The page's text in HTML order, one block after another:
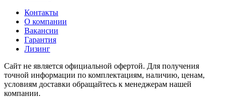
Контакты
О компании
Вакансии
Гарантия
Лизинг
Сайт не является официальной офертой. Для получения
точной информации по комплектациям, наличию, ценам,
условиям доставки обращайтесь к менеджерам нашей
компании.